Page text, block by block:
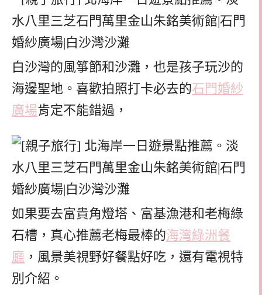
白沙灣的風箏節和沙灘，也是孩子玩沙的
海邊聖地。喜歡拍照打卡必去的石門婚紗
廣場肯定不能錯過，
如果要去富貴角燈塔、富基漁港和老梅綠
石槽，真心推薦老梅最棒的海灣綠洲餐
廳 ，風景美視野好餐點好吃，還有電視特
別介紹。